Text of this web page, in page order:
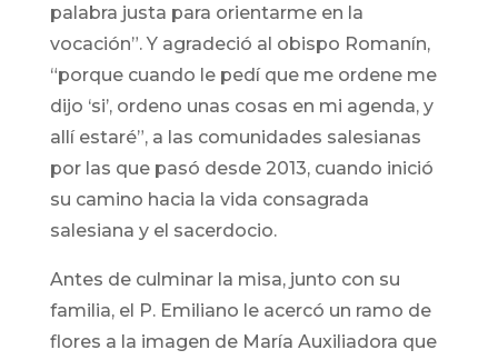
palabra justa para orientarme en la
vocación”. Y agradeció al obispo Romanín,
“porque cuando le pedí que me ordene me
dijo ‘si’, ordeno unas cosas en mi agenda, y
allí estaré”, a las comunidades salesianas
por las que pasó desde 2013, cuando inició
su camino hacia la vida consagrada
salesiana y el sacerdocio.
Antes de culminar la misa, junto con su
familia, el P. Emiliano le acercó un ramo de
flores a la imagen de María Auxiliadora que